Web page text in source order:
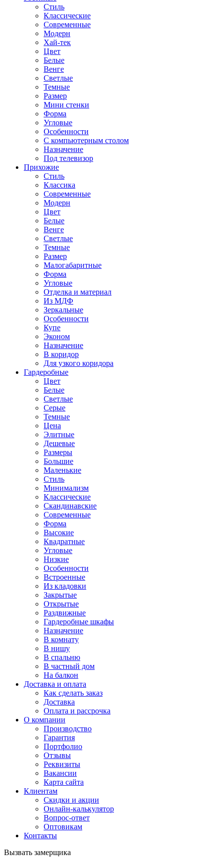
Стиль
Классические
Современные
Модерн
Хай-тек
Цвет
Белые
Венге
Светлые
Темные
Размер
Мини стенки
Форма
Угловые
Особенности
С компьютерным столом
Назначение
Под телевизор
Прихожие
Стиль
Классика
Современные
Модерн
Цвет
Белые
Венге
Светлые
Темные
Размер
Малогабаритные
Форма
Угловые
Отделка и материал
Из МДФ
Зеркальные
Особенности
Купе
Эконом
Назначение
В коридор
Для узкого коридора
Гардеробные
Цвет
Белые
Светлые
Серые
Темные
Цена
Элитные
Дешевые
Размеры
Большие
Маленькие
Стиль
Минимализм
Классические
Скандинавские
Современные
Форма
Высокие
Квадратные
Угловые
Низкие
Особенности
Встроенные
Из кладовки
Закрытые
Открытые
Раздвижные
Гардеробные шкафы
Назначение
В комнату
В нишу
В спальню
В частный дом
На балкон
Доставка и оплата
Как сделать заказ
Доставка
Оплата и рассрочка
О компании
Производство
Гарантия
Портфолио
Отзывы
Реквизиты
Вакансии
Карта сайта
Клиентам
Скидки и акции
Онлайн-калькулятор
Вопрос-ответ
Оптовикам
Контакты
Вызвать замерщика